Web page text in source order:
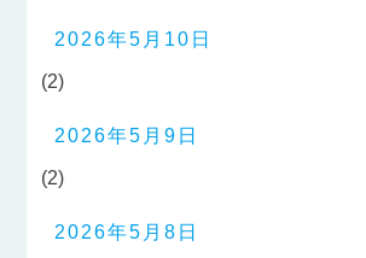
2026年5月10日
(2)
2026年5月9日
(2)
2026年5月8日